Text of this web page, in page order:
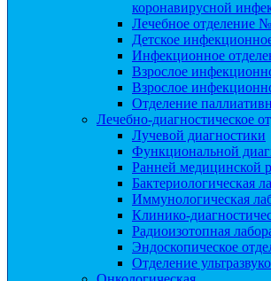
коронавирусной
Лечебное отделение
Детское
Инфекционное
Взрослое
Взрослое
Отделение
Лечебно-диагностическое
Лучевой диагностики
Функциональной
Ранней медицинской
Бактериологическая
Иммунологическая
Клинико-
Радиоизотопная
Эндоскопическое
Отделение